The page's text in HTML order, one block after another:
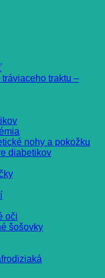
traktu –
nohy a pokožku
diabetikov
oči
šošovky